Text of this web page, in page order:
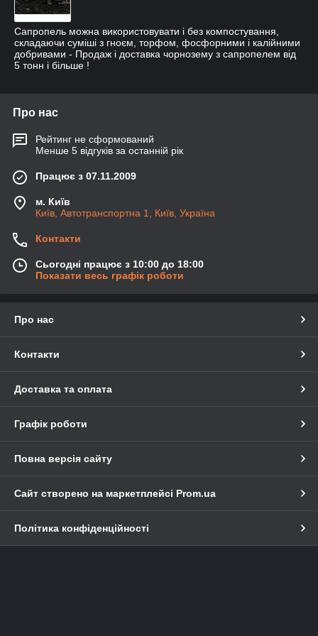
Сапропель можна використовувати і без компостування,
складаючи суміші з гноєм, торфом, фосфорними і калійними
добривами - Продаж і доставка чорнозему з сапропелем від
5 тонн і більше !
Про нас
Рейтинг не сформований
Менше 5 відгуків за останній рік
Працює з 07.11.2009
м. Київ
Київ, Автотранспортна 1, Київ, Україна
Контакти
Сьогодні працює з 10:00 до 18:00
Показати весь графік роботи
Про нас
Контакти
Доставка та оплата
Графік роботи
Повна версія сайту
Сайт створено на маркетплейсі Prom.ua
Політика конфіденційності